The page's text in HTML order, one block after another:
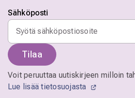
Sähköposti
Tilaa
Voit peruuttaa uutiskirjeen milloin
Lue lisää tietosuojasta